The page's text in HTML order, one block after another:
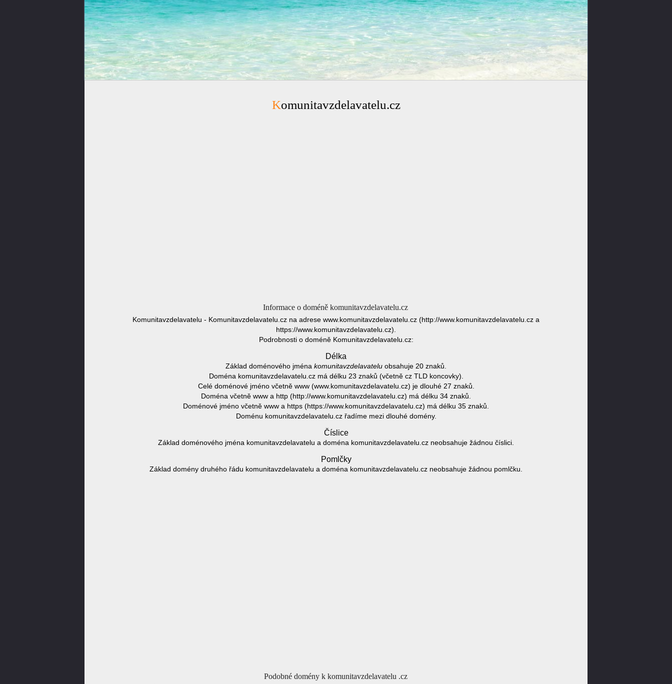
Komunitavzdelavatelu.cz
Informace o doméně komunitavzdelavatelu.cz
Komunitavzdelavatelu - Komunitavzdelavatelu.cz na adrese www.komunitavzdelavatelu.cz (http://www.komunitavzdelavatelu.cz a
https://www.komunitavzdelavatelu.cz).
Podrobnosti o doméně Komunitavzdelavatelu.cz:
Délka
Základ doménového jména komunitavzdelavatelu obsahuje 20 znaků.
Doména komunitavzdelavatelu.cz má délku 23 znaků (včetně cz TLD koncovky).
Celé doménové jméno včetně www (www.komunitavzdelavatelu.cz) je dlouhé 27 znaků.
Doména včetně www a http (http://www.komunitavzdelavatelu.cz) má délku 34 znaků.
Doménové jméno včetně www a https (https://www.komunitavzdelavatelu.cz) má délku 35 znaků.
Doménu komunitavzdelavatelu.cz řadíme mezi dlouhé domény.
Číslice
Základ doménového jména komunitavzdelavatelu a doména komunitavzdelavatelu.cz neobsahuje žádnou číslici.
Pomlčky
Základ domény druhého řádu komunitavzdelavatelu a doména komunitavzdelavatelu.cz neobsahuje žádnou pomlčku.
Podobné domény k komunitavzdelavatelu .cz